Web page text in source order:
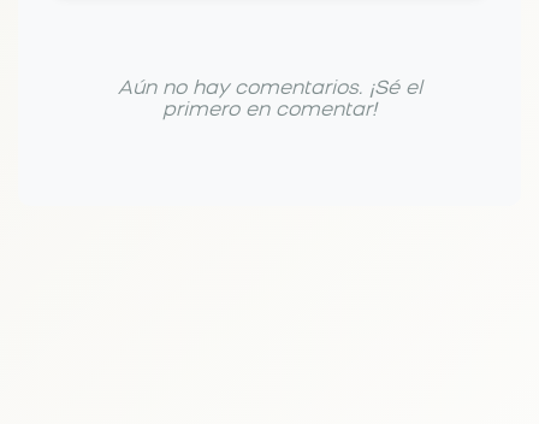
Aún no hay comentarios. ¡Sé el
primero en comentar!